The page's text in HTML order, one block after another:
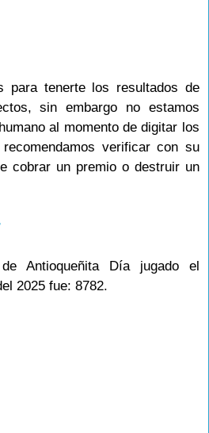
para tenerte los resultados de
sin embargo no estamos
al momento de digitar los
verificar con su
cobrar un premio o destruir un
Antioqueñita Día jugado el
2025 fue: 8782.